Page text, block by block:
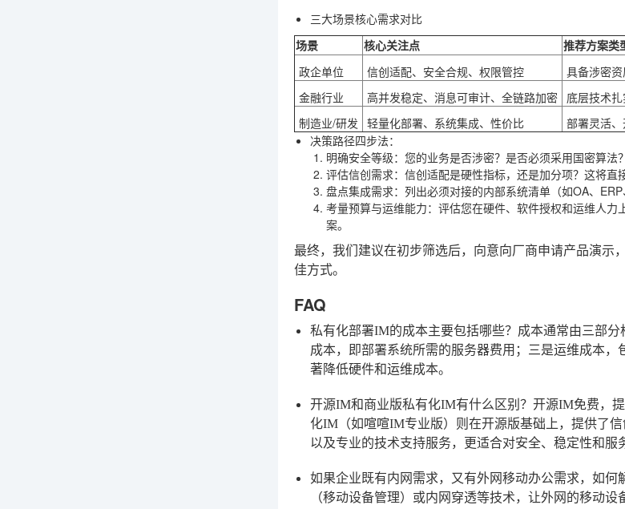
三大场景核心需求对比
场景
核心关注点
推荐方案类
政企单位
信创适配、安全合规、权限管控
具备涉密
金融行业
高并发稳定、消息可审计、全链路加密 底层技术
制造业/研发 轻量化部署、系统集成、性价比
部署灵活
决策路径四步法：
明确安全等级：您的业务是否涉密？是否必须采用国密算法
评估信创需求：信创适配是硬性指标，还是加分项？这将直
盘点集成需求：列出必须对接的内部系统清单（如OA、
考量预算与运维能力：评估您在硬件、软件授权和运维人
案。
最终，我们建议在初步筛选后，向意向厂商申请产品演示
佳方式。
FAQ
私有化部署IM的成本主要包括哪些？ 成本通常由三部
成本，即部署系统所需的服务器费用；三是运维成本
著降低硬件和运维成本。
开源IM和商业版私有化IM有什么区别？ 开源IM免费，
化IM（如喧喧IM专业版）则在开源版基础上，提供了
以及专业的技术支持服务，更适合对安全、稳定性和服
如果企业既有内网需求，又有外网移动办公需求，如何
（移动设备管理）或内网穿透等技术，让外网的移动